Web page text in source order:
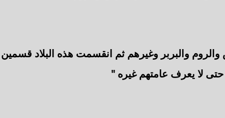
والبربر وغيرهم ثم انقسمت هذه البلاد قسمين
لا يعرف عامتهم غيره "